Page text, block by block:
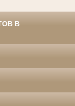
В